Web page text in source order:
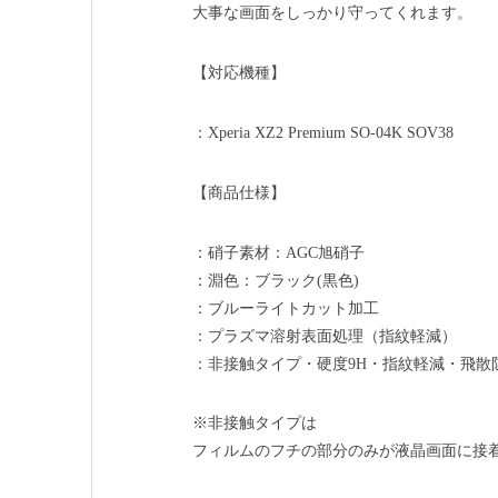
大事な画面をしっかり守ってくれます。
【対応機種】
：Xperia XZ2 Premium SO-04K SOV38
【商品仕様】
：硝子素材：AGC旭硝子
：淵色：ブラック(黒色)
：ブルーライトカット加工
：プラズマ溶射表面処理（指紋軽減）
：非接触タイプ・硬度9H・指紋軽減・飛散
※非接触タイプは
フィルムのフチの部分のみが液晶画面に接